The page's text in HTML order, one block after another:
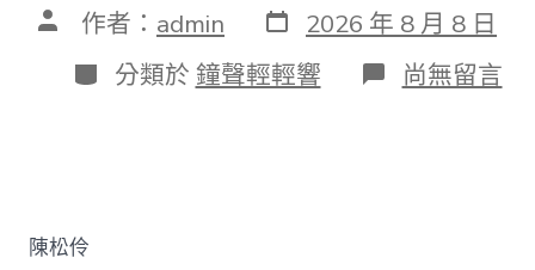
文 作者： admin 發
表
日
期
2026 年 8 月 8 日
分
類
分類於 鐘聲輕輕響 在
〈陳
尚無留言
陳松伶